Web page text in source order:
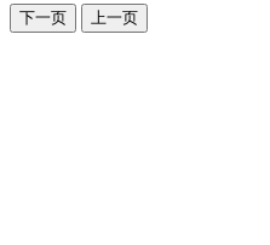
下一页 上一页